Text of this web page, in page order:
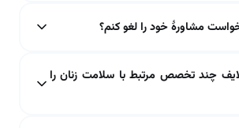
مشاورۀ خود را لغو کنم؟
چند تخصص مرتبط با سلامت زنان را